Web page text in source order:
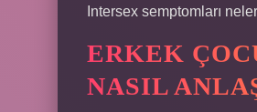
Intersex semptomları
ERKEK
NASIL